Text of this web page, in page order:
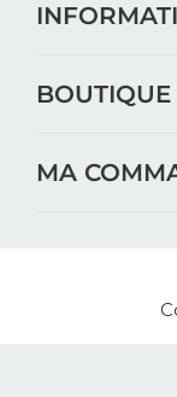
BOUTIQUE
MA